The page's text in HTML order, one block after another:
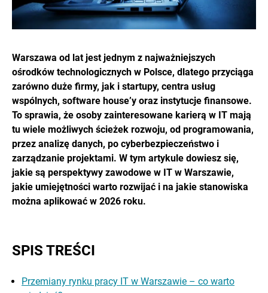
Warszawa od lat jest jednym z najważniejszych
ośrodków technologicznych w Polsce, dlatego przyciąga
zarówno duże firmy, jak i startupy, centra usług
wspólnych, software house’y oraz instytucje finansowe.
To sprawia, że osoby zainteresowane karierą w IT mają
tu wiele możliwych ścieżek rozwoju, od programowania,
przez analizę danych, po cyberbezpieczeństwo i
zarządzanie projektami. W tym artykule dowiesz się,
jakie są perspektywy zawodowe w IT w Warszawie,
jakie umiejętności warto rozwijać i na jakie stanowiska
można aplikować w 2026 roku.
SPIS TREŚCI
Przemiany rynku pracy IT w Warszawie – co warto